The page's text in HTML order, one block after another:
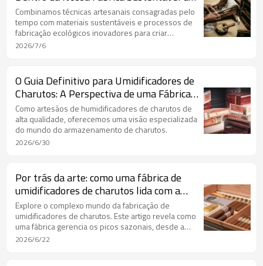
Humidores de Charutos
Combinamos técnicas artesanais consagradas pelo
tempo com materiais sustentáveis e processos de
fabricação ecológicos inovadores para criar
produtos que protegem seus charutos.
2026/7/6
O Guia Definitivo para Umidificadores de
Charutos: A Perspectiva de uma Fábrica
sobre Modelos de Mesa, de Viagem, de
Armário e de Câmara Fria
Como artesãos de humidificadores de charutos de
alta qualidade, oferecemos uma visão especializada
do mundo do armazenamento de charutos.
2026/6/30
Por trás da arte: como uma fábrica de
umidificadores de charutos lida com a
demanda sazonal.
Explore o complexo mundo da fabricação de
umidificadores de charutos. Este artigo revela como
uma fábrica gerencia os picos sazonais, desde a
correria das compras de presentes de fim de ano
2026/6/22